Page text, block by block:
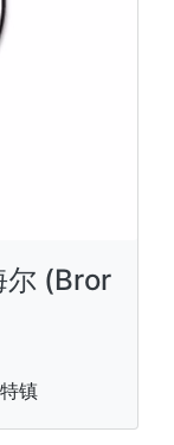
尔 (Bror
镇